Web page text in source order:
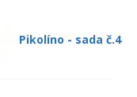
Pikolíno - sada č.4